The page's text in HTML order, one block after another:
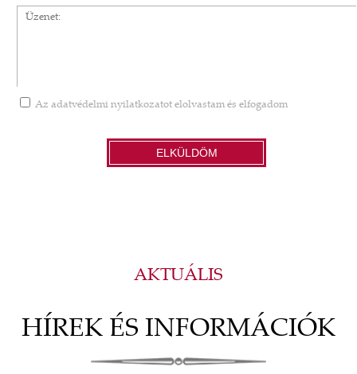
Üzenet
Az adatvédelmi nyilatkozatot elolvastam és elfogadom
ELKÜLDÖM
AKTUÁLIS
HÍREK ÉS INFORMÁCIÓK